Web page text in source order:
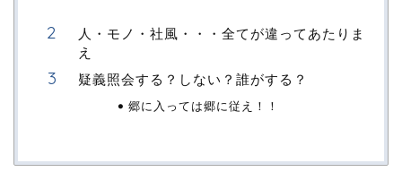
人・モノ・社風・・・全てが違ってあたりま
え
疑義照会する？しない？誰がする？
郷に入っては郷に従え！！